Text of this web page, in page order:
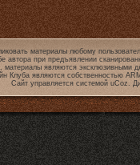
материалы любому
автора при предъявлении
являются эксклюзивными
Клуба являются собственностью
Сайт управляется системой uCoz.